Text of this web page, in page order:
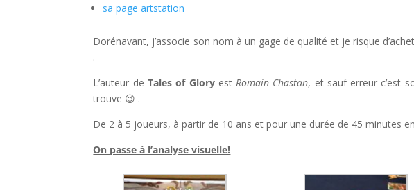
sa page artstation
Dorénavant, j’associe son nom à un gage de qualité et je risque
.
L’auteur de Tales of GloryestRomain Chastan, et sauf erreur c’est
trouve 😉 .
De 2 à 5 joueurs, à partir de 10 ans et pour une durée de 45 minutes
On passe à l’analyse visuelle!